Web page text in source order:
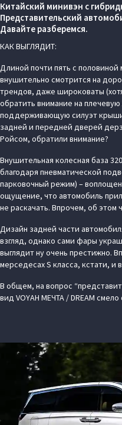
Китайский минивэн с
Представительский
Давайте разберемся.
КАК ВЫГЛЯДИТ:
Длиной почти пять с
внушительно смотрится на
трендов, даже широковаты
обратить внимание на
поддерживающую силуэт
задней и передней дверей
Ройсом, обратили внимание?
Внушительная колесная база
благодаря пневматической
парковочный режим) –
ощущение, что автомобиль
не раскачать. Впрочем, об этом
Дизайн задней части
взгляд, однако сами фары
выглядит ну очень престижно.
мерседесах S класса, кстати, и
В общем, на вопрос
вид VOYAH МЕЧТА / DREAM смело